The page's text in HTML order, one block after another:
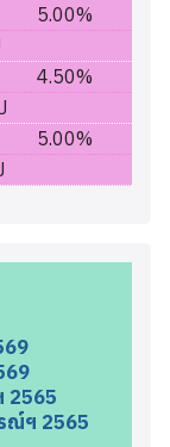
5.00%
4.50%
5.00%
2565
ณ์ฯ 2565